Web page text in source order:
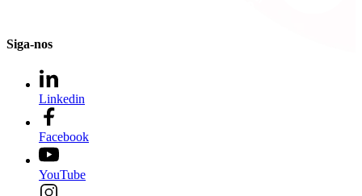
Siga-nos
Linkedin
Facebook
YouTube